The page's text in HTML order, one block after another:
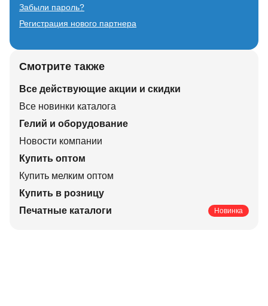
Забыли пароль?
Регистрация нового партнера
Смотрите также
Все действующие акции и скидки
Все новинки каталога
Гелий и оборудование
Новости компании
Купить оптом
Купить мелким оптом
Купить в розницу
Печатные каталоги
Новинка